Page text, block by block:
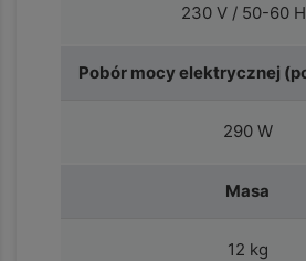
230 V / 50-60
Pobór mocy elektrycznej
290 W
Masa
12 kg